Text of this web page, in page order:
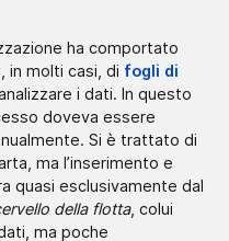
ha comportato
in molti casi, di fogli di
i dati. In questo
doveva essere
Si è trattato di
ma l’inserimento e
quasi esclusivamente dal
della flotta, colui
ma poche